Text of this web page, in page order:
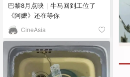
巴黎8月点映｜牛马回到工位了
《阿嬷》还在等你
CineAsia